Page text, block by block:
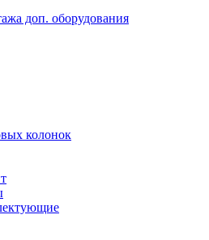
доп. оборудования
колонок